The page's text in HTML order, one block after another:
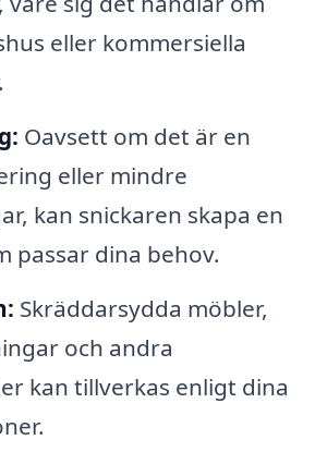
eller kommersiella
Oavsett om det är en
eller mindre
kan snickaren skapa en
passar dina behov.
Skräddarsydda möbler,
och andra
kan tillverkas enligt dina